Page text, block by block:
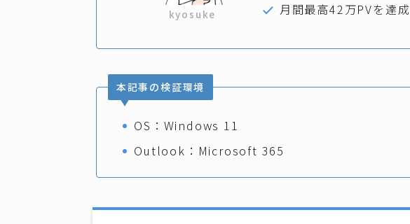
kyosuke
月間最高42万PVを達成
本記事の検証環境
OS：Windows 11
Outlook：Microsoft 365